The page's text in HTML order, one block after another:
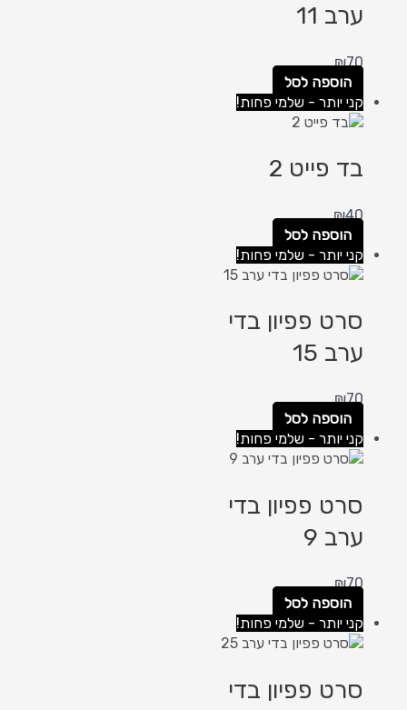
ערב 11
₪70
הוספה לסל
קני יותר - שלמי פחות!
בד פייט 2
₪40
הוספה לסל
קני יותר - שלמי פחות!
סרט פפיון בדי
ערב 15
₪70
הוספה לסל
קני יותר - שלמי פחות!
סרט פפיון בדי
ערב 9
₪70
הוספה לסל
קני יותר - שלמי פחות!
סרט פפיון בדי